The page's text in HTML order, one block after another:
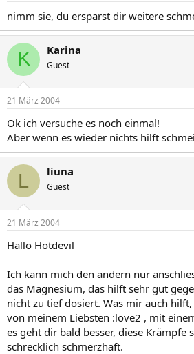
nimm sie, du ersparst dir weitere
K Karina
Guest
21 März 2004
Ok ich versuche es noch einmal!
Aber wenn es wieder nichts hilft
L liuna
Guest
21 März 2004
Hallo Hotdevil
Ich kann mich den andern nur
das Magnesium, das hilft sehr gut
nicht zu tief dosiert. Was mir auch
von meinem Liebsten :love2 , mit
es geht dir bald besser, diese Krämpfe
schrecklich schmerzhaft.